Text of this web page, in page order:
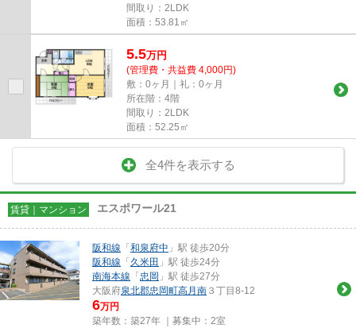
間取り：2LDK
面積：53.81㎡
5.5万円
(管理費・共益費 4,000円)
敷：0ヶ月｜礼：0ヶ月
所在階：4階
間取り：2LDK
面積：52.25㎡
全4件を表示する
賃貸｜マンション エスポワール21
阪和線 「 和泉府中 」駅 徒歩20分
阪和線 「 久米田 」駅 徒歩24分
南海本線 「 忠岡 」駅 徒歩27分
大阪府泉北郡忠岡町高月南 ３丁目8-12
6万円
築年数：築27年 ｜募集中： 2室